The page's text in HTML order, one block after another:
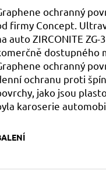
hvězdiček.
ochranný
firmy Concept.
auto ZIRCONITE
dostupného
ochranný
ochranu proti
jako jsou
karoserie